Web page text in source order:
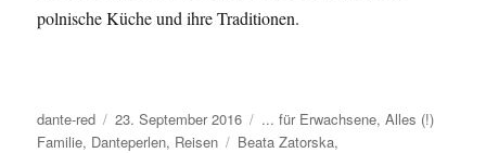
polnische Küche und ihre Traditionen.
Autor
dante-red
Veröffentlicht
am
23. September 2016 Kategorien
... für Erwachsene,Alles (!)
Familie, Danteperlen, Reisen Schlagwörter
Beata Zatorska,